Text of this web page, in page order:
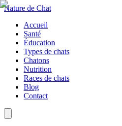
Nature de Chat
Accueil
Santé
Éducation
Types de chats
Chatons
Nutrition
Races de chats
Blog
Contact